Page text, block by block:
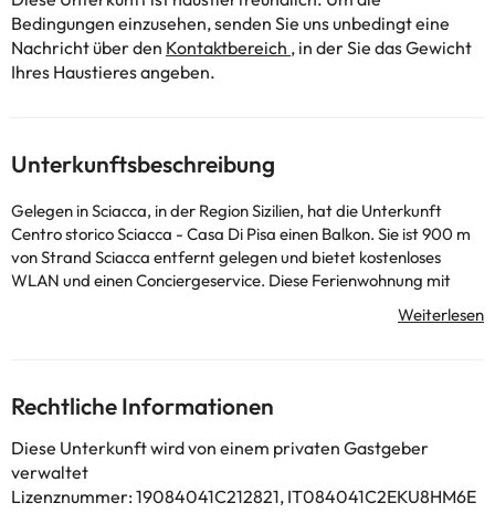
Bedingungen einzusehen, senden Sie uns unbedingt eine
Nachricht über den Kontaktbereich , in der Sie das Gewicht
Ihres Haustieres angeben.
Unterkunftsbeschreibung
Gelegen in Sciacca, in der Region Sizilien, hat die Unterkunft
Centro storico Sciacca - Casa Di Pisa einen Balkon. Sie ist 900 m
von Strand Sciacca entfernt gelegen und bietet kostenloses
WLAN und einen Conciergeservice. Diese Ferienwohnung mit
Klimaanlage besteht aus 2 Schlafzimmern, einem Wohnzimmer,
einer voll ausgestatteten Küche mit einem Kühlschrank und einer
Bettwäsche zur Verfügung gestellt. Herakleia Minoa liegt 32 km
von der Unterkunft Centro storico Sciacca - Casa Di Pisa
entfernt, während Archäologischer Park von Selinunt 35 km von
der Unterkunft entfernt ist. Der nächstgelegene Flughafen ist
der Flughafen Trapani, 90 km von der Unterkunft Centro storico
Rechtliche Informationen
Diese Unterkunft wird von einem privaten Gastgeber
verwaltet
Lizenznummer: 19084041C212821, IT084041C2EKU8HM6E